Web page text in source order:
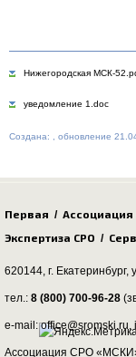
Нижегородская МСК-
уведомление 1.doc
Создана: , обновление
Первая /
Экспертиза СРО /
620144, г. Екатеринбург,
тел.: 8 (800) 700-96-28
e-mail: office@sromski.ru,
Ассоциация СРО «МСКИ»